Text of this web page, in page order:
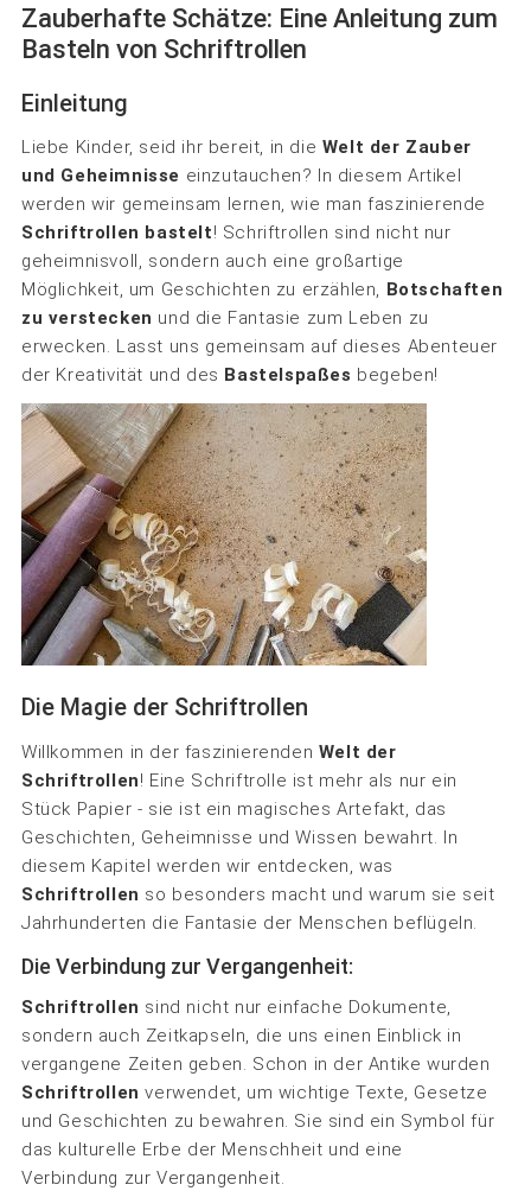
Zauberhafte Schätze: Eine Anleitung zum
Basteln von Schriftrollen
Einleitung
Liebe Kinder, seid ihr bereit, in die Welt der Zauber
und Geheimnisse einzutauchen? In diesem Artikel
werden wir gemeinsam lernen, wie man faszinierende
Schriftrollen bastelt! Schriftrollen sind nicht nur
geheimnisvoll, sondern auch eine großartige
Möglichkeit, um Geschichten zu erzählen, Botschaften
zu verstecken und die Fantasie zum Leben zu
erwecken. Lasst uns gemeinsam auf dieses Abenteuer
der Kreativität und des Bastelspaßes begeben!
Die Magie der Schriftrollen
Willkommen in der faszinierenden Welt der
Schriftrollen! Eine Schriftrolle ist mehr als nur ein
Stück Papier - sie ist ein magisches Artefakt, das
Geschichten, Geheimnisse und Wissen bewahrt. In
diesem Kapitel werden wir entdecken, was
Schriftrollen so besonders macht und warum sie seit
Jahrhunderten die Fantasie der Menschen beflügeln.
Die Verbindung zur Vergangenheit:
Schriftrollen sind nicht nur einfache Dokumente,
sondern auch Zeitkapseln, die uns einen Einblick in
vergangene Zeiten geben. Schon in der Antike wurden
Schriftrollen verwendet, um wichtige Texte, Gesetze
und Geschichten zu bewahren. Sie sind ein Symbol für
das kulturelle Erbe der Menschheit und eine
Verbindung zur Vergangenheit.